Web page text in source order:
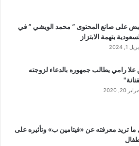
على صانع المحتوى ” محمد الويشي ” في
بتهمة الابتزاز
1, 2024
علا رامي يطالب جمهوره بالدعاء لزوجته
20, 2020
تريد معرفته عن «فيتامين ب» وتأثيره على